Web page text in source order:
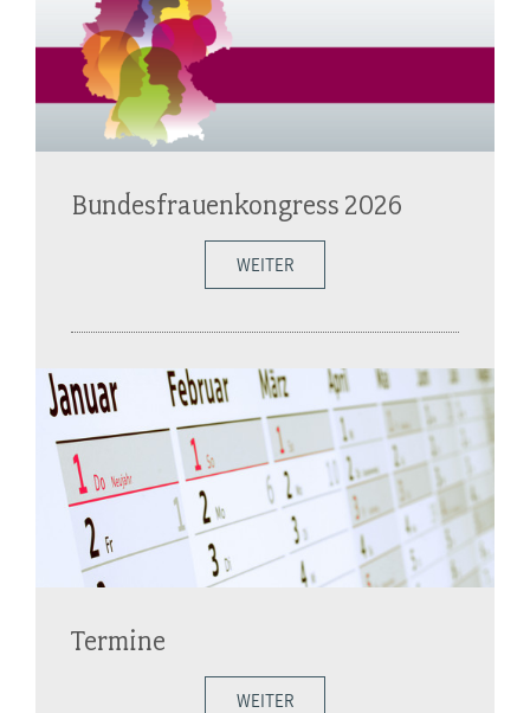
Bundesfrauenkongress 2026
WEITER
Termine
WEITER